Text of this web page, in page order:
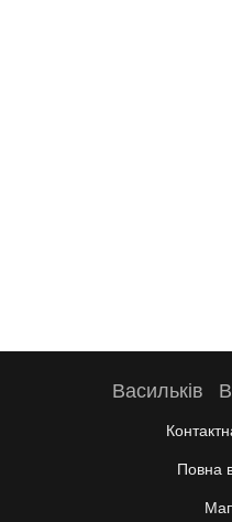
Васильків
Повна